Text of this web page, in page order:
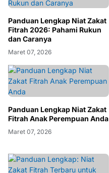
Panduan Lengkap Niat Zakat
Fitrah 2026: Pahami Rukun
dan Caranya
Maret 07, 2026
Panduan Lengkap Niat Zakat
Fitrah Anak Perempuan Anda
Maret 07, 2026